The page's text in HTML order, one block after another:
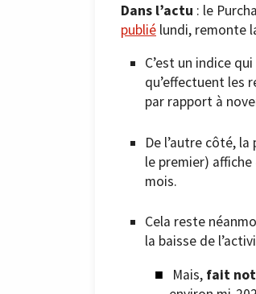
Dans l’actu : le
publié lundi, remonte
C’est un indice
qu’effectuent les
par rapport à
De l’autre côté,
le premier) affiche
mois.
Cela reste
la baisse de
Mais, fait